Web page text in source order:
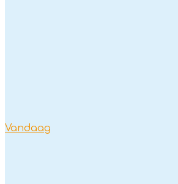
Vandaag